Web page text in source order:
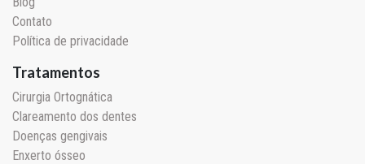
Contato
Política de privacidade
Tratamentos
Cirurgia Ortognática
Clareamento dos dentes
Doenças gengivais
Enxerto ósseo